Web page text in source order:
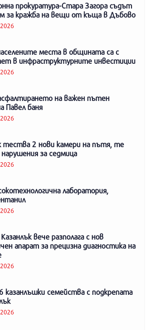
прокуратура-Стара Загора съдът
за кражба на вещи от къща в Дъбово
места в общината са с
в инфраструктурните инвестиции
на важен пътен
Павел баня
тества 2 нови камери на пътя, те
за седмица
лаборатория,
вече разполага с нов
апарат за прецизна диагностика на
казанлъшки семейства с подкрепата